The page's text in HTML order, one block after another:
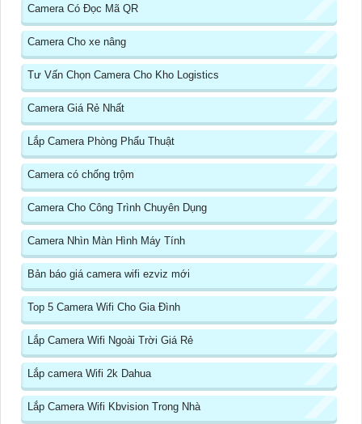
Camera Có Đọc Mã QR
Camera Cho xe nâng
Tư Vấn Chọn Camera Cho Kho Logistics
Camera Giá Rẻ Nhất
Lắp Camera Phòng Phẩu Thuật
Camera có chống trộm
Camera Cho Công Trình Chuyên Dụng
Camera Nhìn Màn Hình Máy Tính
Bản báo giá camera wifi ezviz mới
Top 5 Camera Wifi Cho Gia Đình
Lắp Camera Wifi Ngoài Trời Giá Rẻ
Lắp camera Wifi 2k Dahua
Lắp Camera Wifi Kbvision Trong Nhà